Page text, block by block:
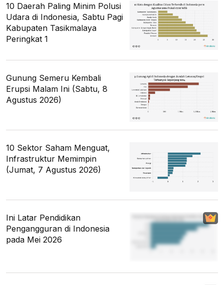
10 Daerah Paling Minim Polusi
Udara di Indonesia, Sabtu Pagi
Kabupaten Tasikmalaya
Peringkat 1
Gunung Semeru Kembali
Erupsi Malam Ini (Sabtu, 8
Agustus 2026)
10 Sektor Saham Menguat,
Infrastruktur Memimpin
(Jumat, 7 Agustus 2026)
Ini Latar Pendidikan
Pengangguran di Indonesia
pada Mei 2026